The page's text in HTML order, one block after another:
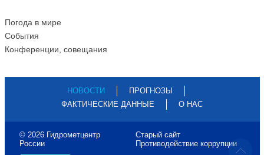
Погода в мире
События
Конференции, совещания
НОВОСТИ
ПРОГНОЗЫ
ФАКТИЧЕСКИЕ ДАННЫЕ
О НАС
© 2026 Гидрометцентр
России
Старый сайт
Противодействие коррупции